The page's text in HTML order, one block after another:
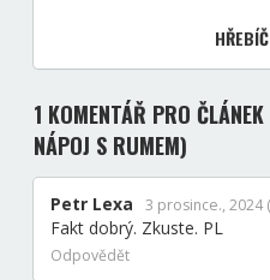
1 KOMENTÁŘ PRO
NÁPOJ S RUMEM)
Petr Lexa 3 prosince., 2024
Fakt dobrý. Zkuste. PL
Odpovědět